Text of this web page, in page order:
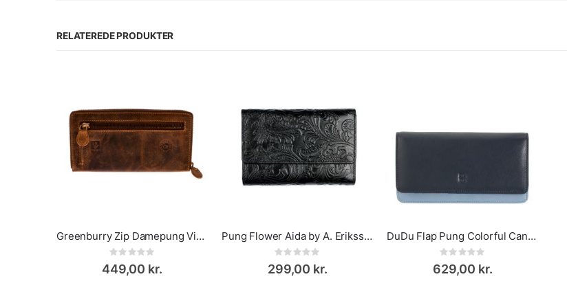
RELATEREDE PRODUKTER
Greenburry Zip Damepung Vintage
Rating:
449,00 kr.
Pung Flower Aida by A. Eriksson
Rating:
299,00 kr.
DuDu Flap Pung Colorful Canarie Navy
Rating:
629,00 kr.